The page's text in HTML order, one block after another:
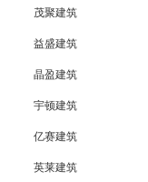
茂聚建筑
益盛建筑
晶盈建筑
宇顿建筑
亿赛建筑
英莱建筑